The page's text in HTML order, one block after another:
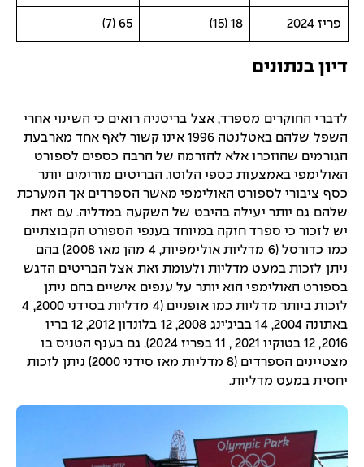
פריז 2024 18 (15)
65 (7)
דיון בנתונים
לדברי החוקרים מספרד, אצל בריטניה רואים כי השינוי אחרי
השפל שלהם באטלנטה 1996 אינו קשור לאף אחד מארבעת
הגורמים שהוזכרו אלא להזרמה של הרבה כספים לספורט
האולימפי באמצעות כספי הלוטו. הבריטים מזרימים יותר
כסף ציבורי לספורט האולימפי מאשר הספרדים אך המערכת
שלהם גם יותר יעילה בהיבט של השקעה במדליה. עם זאת
יש לזכור כי ספרד חזקה במיוחד בענפי הספורט הקבוצתיים
כמו כדורסל (6 מדליות אולימפיות, 4 מהן מאז 2008) בהם
ניתן לזכות במעט מדליות ולעומת זאת אצל הבריטים הדגש
בספורט האולימפי הוא יותר על ענפים אישיים בהם ניתן
לזכות ביותר מדליות כמו אופניים (4 מדליות בסידני 2000, 4
באתונה 2004, 14 בביג'ינג 2008, 12 בלונדון 2012, 12 בריו
2016, 12 בטוקיו 2021 , 11 בפריז 2024). גם בענף הטניס בו
מצטיינים הספרדים (8 מדליות מאז סידני 2000) ניתן לזכות
יחסית במעט מדליות.